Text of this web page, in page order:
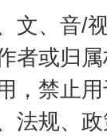
文、音/
者或归
，禁止
法规、 法